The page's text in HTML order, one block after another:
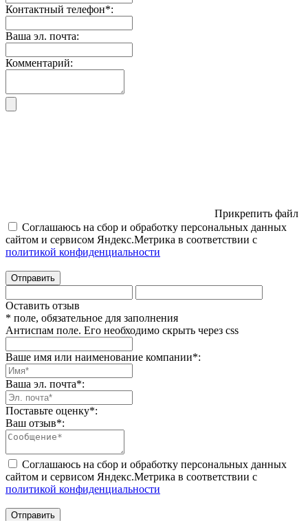
Контактный телефон*:
Ваша эл. почта:
Комментарий:
Прикрепить файл
Соглашаюсь на сбор и обработку персональных данных
сайтом и сервисом Яндекс.Метрика в соответствии с
политикой конфиденциальности
Отправить
Оставить отзыв
* поле, обязательное для заполнения
Антиспам поле. Его необходимо скрыть через css
Ваше имя или наименование компании*:
Ваша эл. почта*:
Поставьте оценку*:
Ваш отзыв*:
Соглашаюсь на сбор и обработку персональных данных
сайтом и сервисом Яндекс.Метрика в соответствии с
политикой конфиденциальности
Отправить